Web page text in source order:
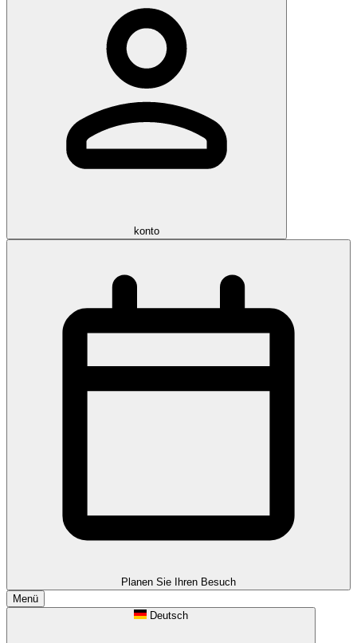
konto
Planen Sie Ihren Besuch
Menü
Deutsch